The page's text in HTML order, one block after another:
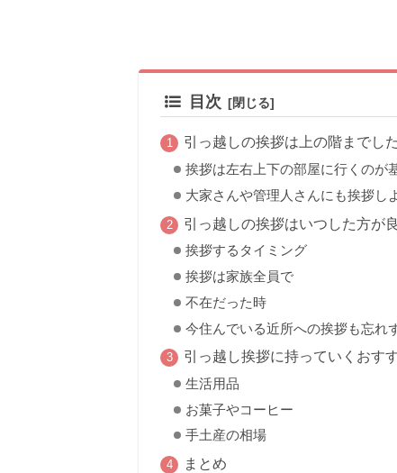
目次
引っ越しの挨拶は上の階までし
挨拶は左右上下の部屋に行くのが
大家さんや管理人さんにも挨拶し
引っ越しの挨拶はいつした方が
挨拶するタイミング
挨拶は家族全員で
不在だった時
今住んでいる近所への挨拶も忘れ
引っ越し挨拶に持っていくおす
生活用品
お菓子やコーヒー
手土産の相場
まとめ